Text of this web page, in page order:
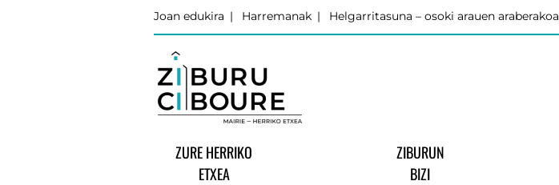
Joan edukira Harremanak Helgarritasuna – osoki arauen araberakoa
ZURE HERRIKO
ETXEA
ZIBURUN
BIZI